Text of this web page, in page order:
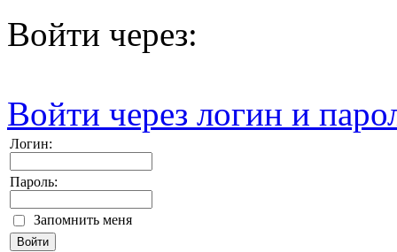
Войти через:
Войти через логин и
Логин:
Пароль:
Запомнить меня